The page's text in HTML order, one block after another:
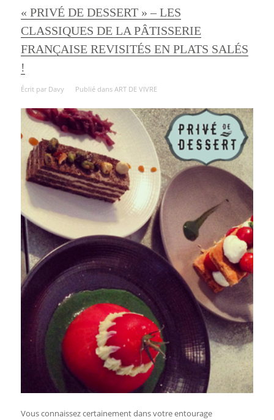
« PRIVÉ DE DESSERT » – LES
CLASSIQUES DE LA PÂTISSERIE
FRANÇAISE REVISITÉS EN PLATS SALÉS
!
Écrit par Davy Publié dans ART DE VIVRE
Vous connaissez certainement dans votre entourage